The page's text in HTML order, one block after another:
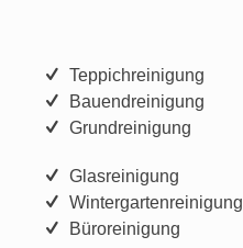
Teppichreinigung
Bauendreinigung
Grundreinigung
Glasreinigung
Wintergartenreinigung
Büroreinigung